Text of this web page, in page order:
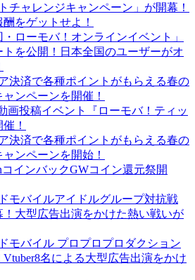
チャレンジキャンペーン」が開幕！
をゲットせよ！
・ローモバ！オンラインイベント」
を公開！日本全国のユーザーがオ
決済で各種ポイントがもらえる春の
ンペーンを開催！
画投稿イベント『ローモバ！ティッ
！
決済で各種ポイントがもらえる春の
ンペーンを開始！
コインバックGWコイン還元祭開
ドモバイルアイドルグループ対抗戦
！大型広告出演をかけた熱い戦いが
ドモバイル プロプロプロダクション
名による大型広告出演をかけ